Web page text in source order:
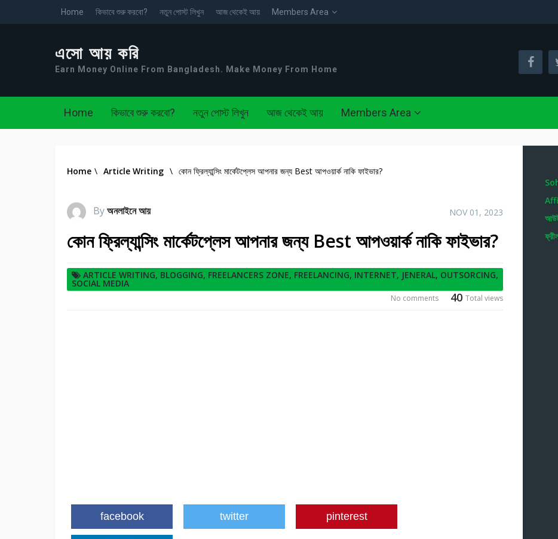
Home কিভাবে শুরু করবো? নতুন পোস্ট লিখুন আজ থেকেই আয় Members Area
এসো আয় করি
Earn Money Online From Bangladesh. Make Money From Home
Home কিভাবে শুরু করবো? নতুন পোস্ট লিখুন আজ থেকেই আয় Members Area
Home \ Article Writing \ কোন ফ্রিল্যান্সিং মার্কেটপ্লেস আপনার জন্য Best আপওয়ার্ক নাকি ফাইভার?
Byঅনলাইনে আয় NOV 01, 2023
কোন ফ্রিল্যান্সিং মার্কেটপ্লেস আপনার জন্য Best আপওয়ার্ক নাকি ফাইভার?
ARTICLE WRITING, BLOGGING, FREELANCERS ZONE, FREELANCING, INTERNET, JENERAL, OUTSORCING,
SOCIAL MEDIA
40 Total views
No comments
facebook twitter pinterest